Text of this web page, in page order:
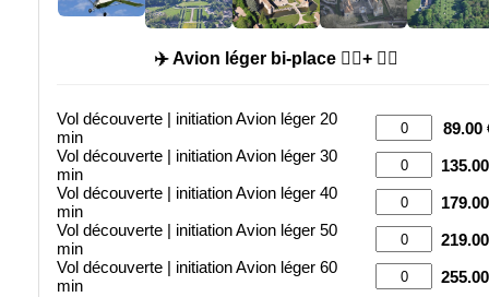
✈️ Avion léger bi-place 🙍‍♂️+ 🧑‍✈️
Vol découverte | initiation Avion léger 20
min
89.00
Vol découverte | initiation Avion léger 30
min
Vol découverte | initiation Avion léger 40
min
Vol découverte | initiation Avion léger 50
min
Vol découverte | initiation Avion léger 60
min